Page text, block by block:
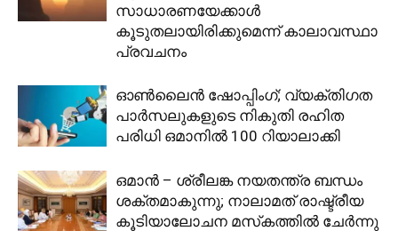
സാധാരണയേക്കാൾ
കൂടുതലായിരിക്കുമെന്ന് കാലാവസ്ഥാ
പ്രവചനം
ഓൺലൈൻ ഷോപ്പിംഗ്; വ്യക്തിഗത
പാർസലുകളുടെ നികുതി രഹിത
പരിധി ഒമാനിൽ 100 റിയാലാക്കി
ഒമാൻ – ശ്രീലങ്ക നയതന്ത്ര ബന്ധം
ശക്തമാകുന്നു; നാലാമത് രാഷ്ട്രീയ
കൂടിയാലോചന മസ്‌കത്തിൽ ചേർന്നു